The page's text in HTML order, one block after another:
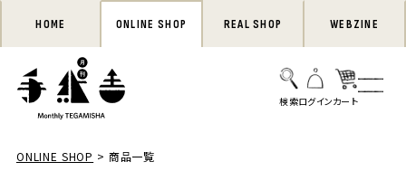
HOME ONLINE SHOP REAL SHOP WEBZINE
ONLINE SHOP 商品一覧